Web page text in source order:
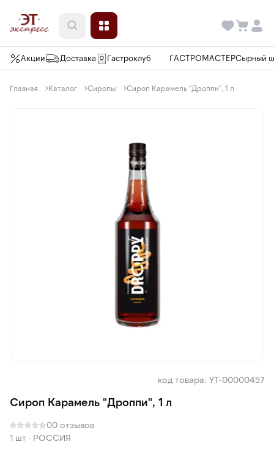
Акции Доставка Гастроклуб ГАСТРОМАСТЕРСырный
Главная Каталог Сиропы Сироп Карамель "Дроппи", 1 л
код товара: УТ-00000457
Сироп Карамель "Дроппи", 1 л
00 отзывов
1 шт · РОССИЯ